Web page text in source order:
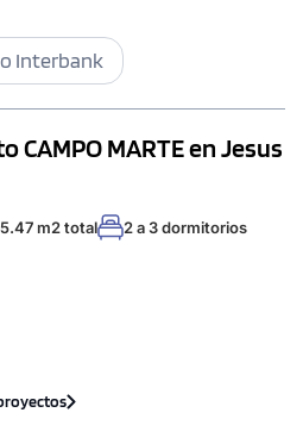
Interbank
CAMPO MARTE en Jesus
m2 total 2 a 3 dormitorios